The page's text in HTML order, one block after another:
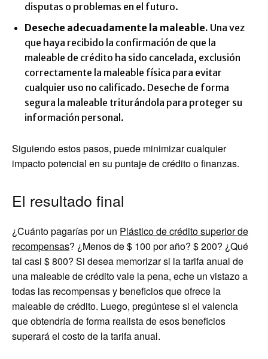
disputas o problemas en el futuro.
Deseche adecuadamente la maleable. Una vez
que haya recibido la confirmación de que la
maleable de crédito ha sido cancelada, exclusión
correctamente la maleable física para evitar
cualquier uso no calificado. Deseche de forma
segura la maleable triturándola para proteger su
información personal.
Siguiendo estos pasos, puede minimizar cualquier
impacto potencial en su puntaje de crédito o finanzas.
El resultado final
¿Cuánto pagarías por un Plástico de crédito superior de
recompensas? ¿Menos de $ 100 por año? $ 200? ¿Qué
tal casi $ 800? Si desea memorizar si la tarifa anual de
una maleable de crédito vale la pena, eche un vistazo a
todas las recompensas y beneficios que ofrece la
maleable de crédito. Luego, pregúntese si el valencia
que obtendría de forma realista de esos beneficios
superará el costo de la tarifa anual.